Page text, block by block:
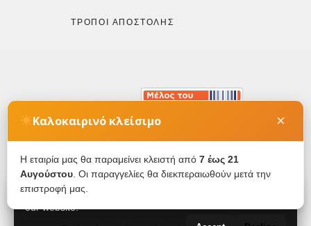
ΤΡΌΠΟΙ ΑΠΟΣΤΟΛΉΣ
Copyright © by Etheleo 2026. All rights reserved.
We use cookies to ensure you get the best experience on
our website.
Καλοκαιρινό κλείσιμο ×
Η εταιρία μας θα παραμείνει κλειστή από 7 έως 21
Αυγούστου . Οι παραγγελίες θα διεκπεραιωθούν μετά την
επιστροφή μας.